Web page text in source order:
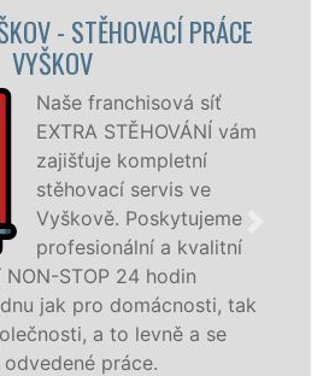
STĚHOVACÍ SLUŽBA
STĚHOVACÍ FIRMA
speciální
služby zajišťujeme domácnostem
celém okresu Vyškov se zárukou
franchisové sítě EXTRA
Nabízíme stěhovací služby NON-